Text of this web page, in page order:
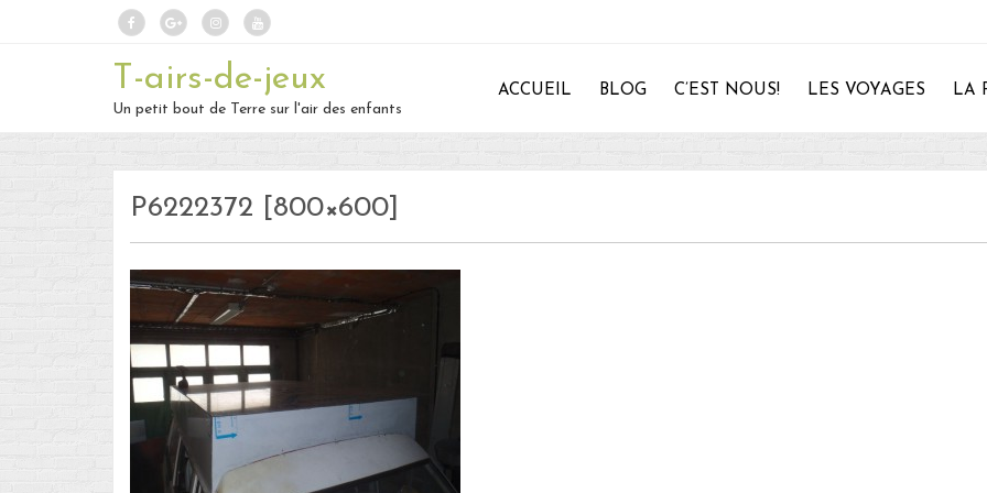
T-airs-de-jeux
Un petit bout de Terre sur l'air des enfants
ACCUEIL BLOG C’EST NOUS! LES VOYAGES LA
P6222372 [800×600]